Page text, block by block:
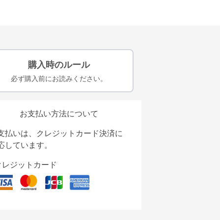
購入時のルール
必ず購入前にお読みください。
お支払い方法について
払いは、クレジットカード決済に
しています。
レジットカード